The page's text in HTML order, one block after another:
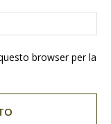
browser per la